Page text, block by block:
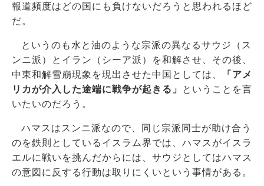
報道頻度はどの国にも負けないだろうと思われるほど
だ。
というのも水と油のような宗派の異なるサウジ（ス
ンニ派）とイラン（シーア派）を和解させ、その後、
中東和解雪崩現象を現出させた中国としては、
「アメ
リカが介入した途端に戦争が起きる」
ということを言
いたいのだろう。
ハマスはスンニ派なので、同じ宗派同士が助け合う
のを鉄則としているイスラム界では、ハマスがイスラ
エルに戦いを挑んだからには、サウジとしてはハマス
の意図に反する行動は取りにくいという事情がある。